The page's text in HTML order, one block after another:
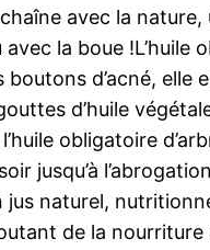
avec la
la boue
boutons d’acné,
d’huile
obligatoire
jusqu’à
jus naturel,
de la